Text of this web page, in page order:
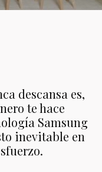
descansa es,
te hace
Samsung
inevitable en